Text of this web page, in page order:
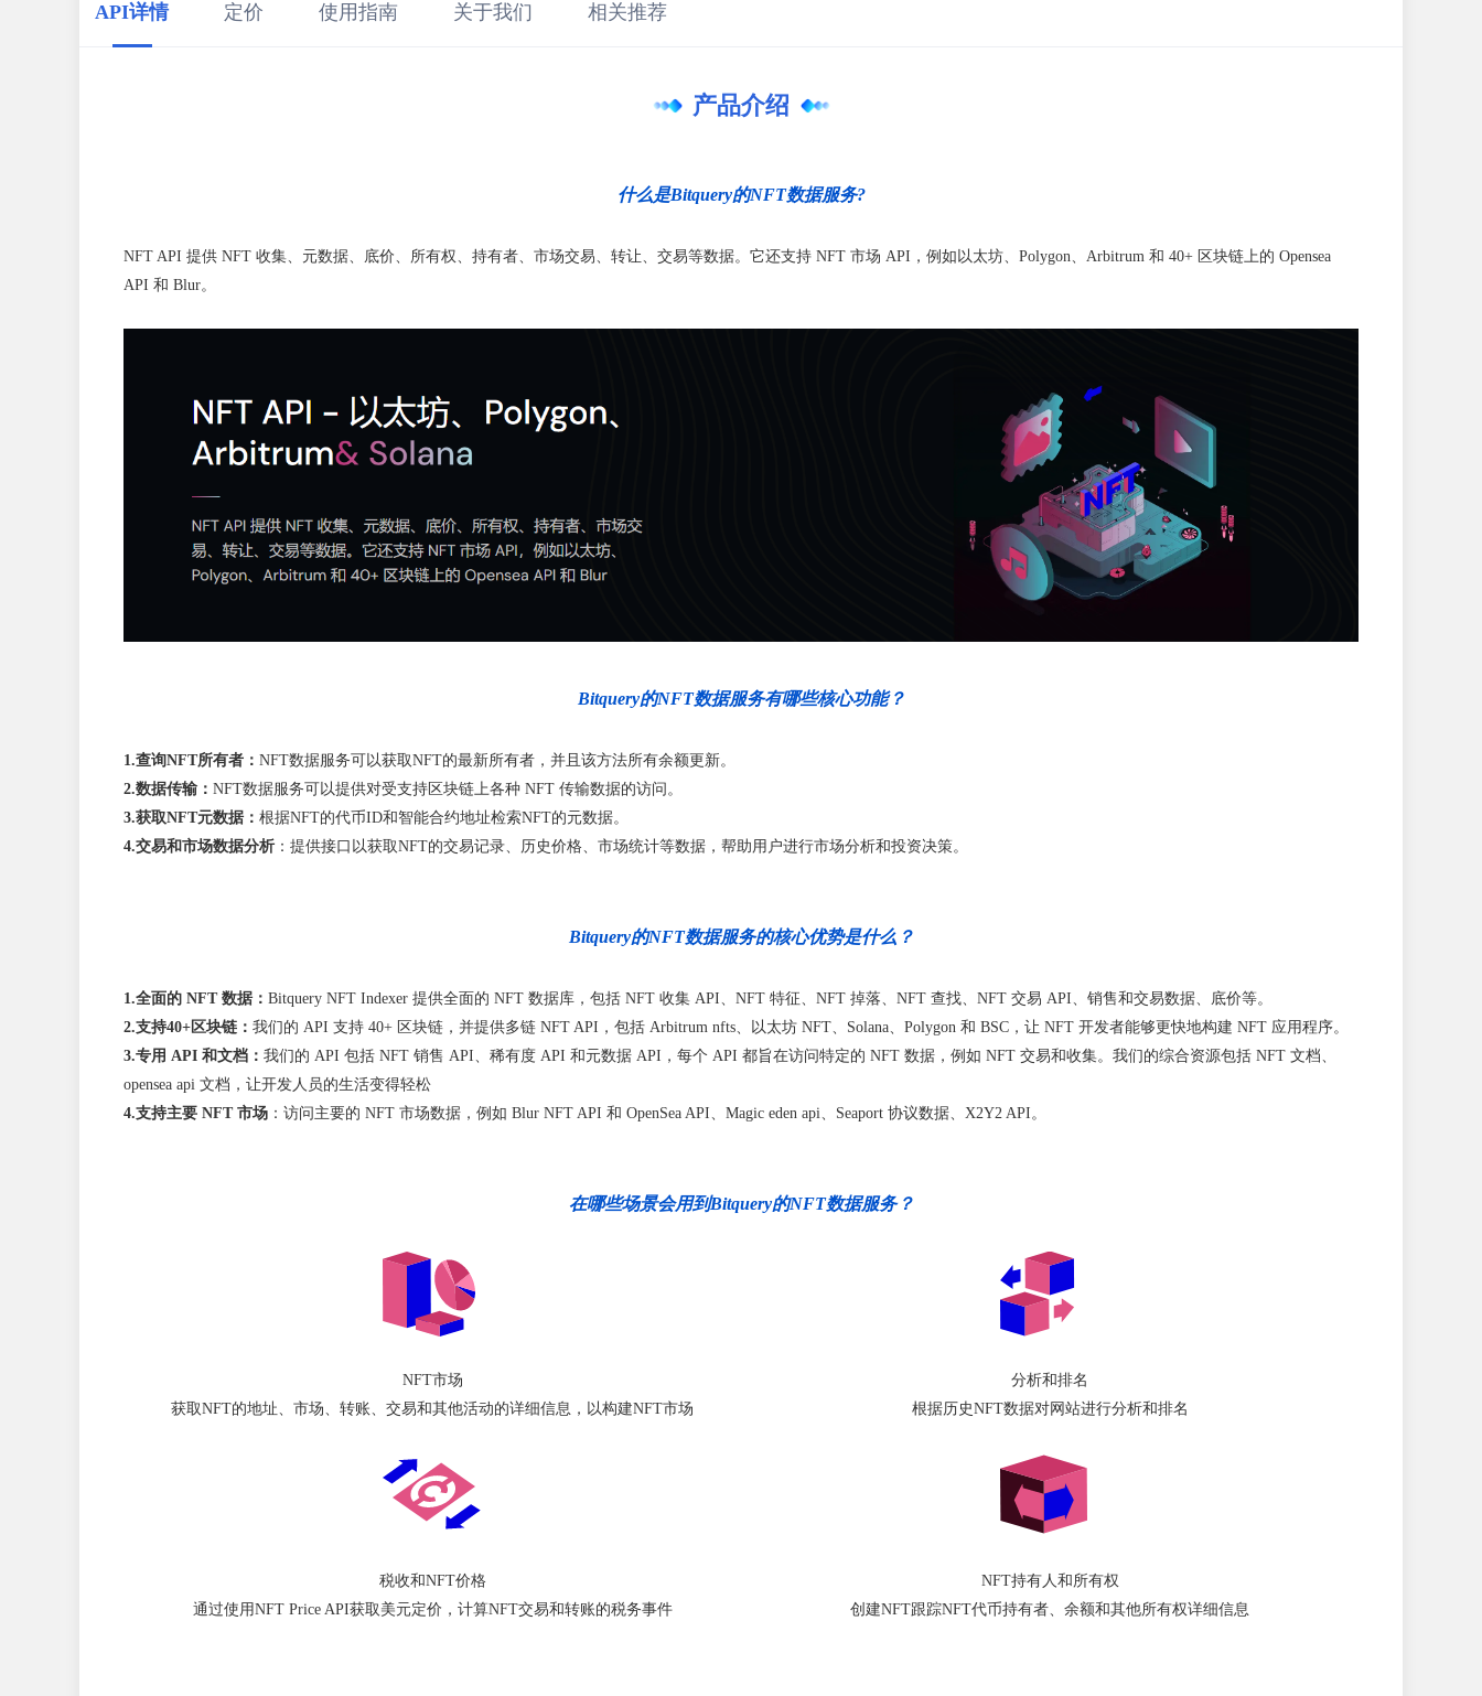
API详情 定价 使用指南 关于我们 相关推荐
产品介绍
什么是Bitquery的NFT数据服务?
NFT API 提供 NFT 收集、元数据、底价、所有权、持有者、市场交易、转让、交易等数据。它还支持 NFT 市场 API，例如以太坊、Polygon、Arbitrum 和 40+ 区块链上的 Opensea
API 和 Blur。
Bitquery的NFT数据服务有哪些核心功能？
1.查询NFT所有者： NFT数据服务可以获取NFT的最新所有者，并且该方法所有余额更新。
2.数据传输： NFT数据服务可以提供对受支持区块链上各种 NFT 传输数据的访问。
3.获取NFT元数据： 根据NFT的代币ID和智能合约地址检索NFT的元数据。
4.交易和市场数据分析 ：提供接口以获取NFT的交易记录、历史价格、市场统计等数据，帮助用户进行市场分析和投资决策。
Bitquery的NFT数据服务的核心优势是什么？
1.全面的 NFT 数据： Bitquery NFT Indexer 提供全面的 NFT 数据库，包括 NFT 收集 API、NFT 特征、NFT 掉落、NFT 查找、NFT 交易 API、销售和交易数据、底价等。
2.支持40+区块链： 我们的 API 支持 40+ 区块链，并提供多链 NFT API，包括 Arbitrum nfts、以太坊 NFT、Solana、Polygon 和 BSC，让 NFT 开发者能够更快地构建 NFT 应用程序。
3.专用 API 和文档： 我们的 API 包括 NFT 销售 API、稀有度 API 和元数据 API，每个 API 都旨在访问特定的 NFT 数据，例如 NFT 交易和收集。我们的综合资源包括 NFT 文档、
opensea api 文档，让开发人员的生活变得轻松
4.支持主要 NFT 市场 ：访问主要的 NFT 市场数据，例如 Blur NFT API 和 OpenSea API、Magic eden api、Seaport 协议数据、X2Y2 API。
在哪些场景会用到Bitquery的NFT数据服务？
NFT市场
获取NFT的地址、市场、转账、交易和其他活动的详细信息，以构建NFT市场
分析和排名
根据历史NFT数据对网站进行分析和排名
税收和NFT价格
通过使用NFT Price API获取美元定价，计算NFT交易和转账的税务事件
NFT持有人和所有权
创建NFT跟踪NFT代币持有者、余额和其他所有权详细信息